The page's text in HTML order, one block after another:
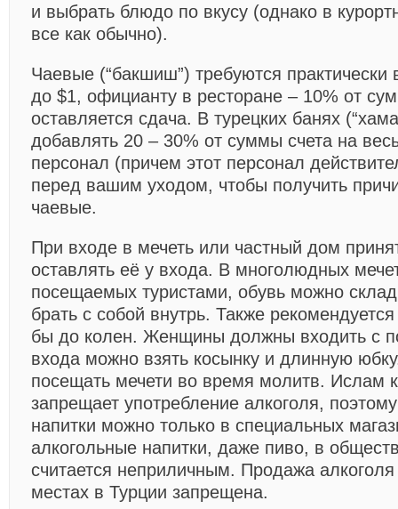
и выбрать блюдо по вкусу (однако в
все как обычно).
Чаевые (“бакшиш”) требуются
до $1, официанту в ресторане – 10% от
оставляется сдача. В турецких банях (
добавлять 20 – 30% от суммы счета на
персонал (причем этот персонал
перед вашим уходом, чтобы получить
чаевые.
При входе в мечеть или частный дом
оставлять её у входа. В многолюдных
посещаемых туристами, обувь можно
брать с собой внутрь. Также
бы до колен. Женщины должны входить с
входа можно взять косынку и длинную
посещать мечети во время молитв. Ислам
запрещает употребление алкоголя,
напитки можно только в специальных
алкогольные напитки, даже пиво, в
считается неприличным. Продажа
местах в Турции запрещена.